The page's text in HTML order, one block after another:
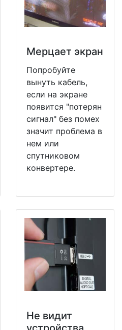
Мерцает экран
Попробуйте
вынуть кабель,
если на экране
появится "потерян
сигнал" без помех
значит проблема в
нем или
спутниковом
конвертере.
Не видит